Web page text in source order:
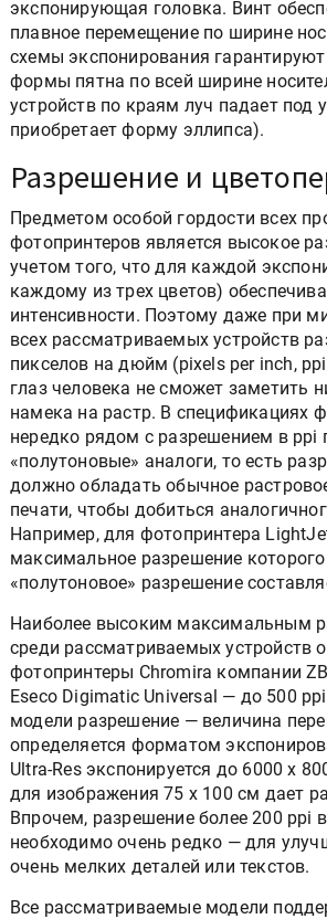
экспонирующая головка. Винт
плавное перемещение по ширине
схемы экспонирования гарантируют
формы пятна по всей ширине
устройств по краям луч падает под
приобретает форму эллипса).
Разрешение и
Предметом особой гордости всех
фотопринтеров является высокое
учетом того, что для каждой
каждому из трех цветов)
интенсивности. Поэтому даже при
всех рассматриваемых устройств
пикселов на дюйм (pixels per inch,
глаз человека не сможет заметить
намека на растр. В спецификациях
нередко рядом с разрешением в ppi
«полутоновые» аналоги, то есть
должно обладать обычное
печати, чтобы добиться
Например, для фотопринтера
максимальное разрешение
«полутоновое» разрешение
Наиболее высоким максимальным
среди рассматриваемых устройств
фотопринтеры Chromira компании
Eseco Digimatic Universal — до 500
модели разрешение — величина
определяется форматом
Ultra-Res экспонируется до 6000 х
для изображения 75 х 100 см дает
Впрочем, разрешение более 200 ppi
необходимо очень редко — для
очень мелких деталей или текстов.
Все рассматриваемые модели